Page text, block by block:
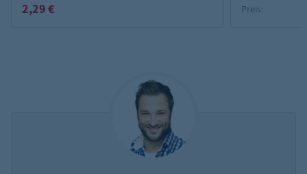
2,29 €
Preis: